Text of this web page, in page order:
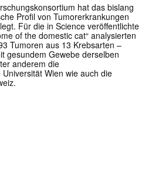
hat das bislang
Profil von Tumorerkrankungen
Für die in Science veröffentlichte
of the domestic cat“ analysierten
Tumoren aus 13 Krebsarten –
gesundem Gewebe derselben
anderem die
Wien wie auch die